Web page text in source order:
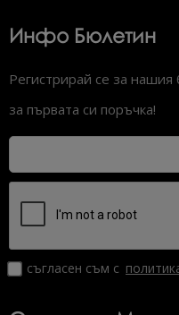
Инфо Бюлетин
Регистрирай се за
за първата си поръчка!
съгласен съм с